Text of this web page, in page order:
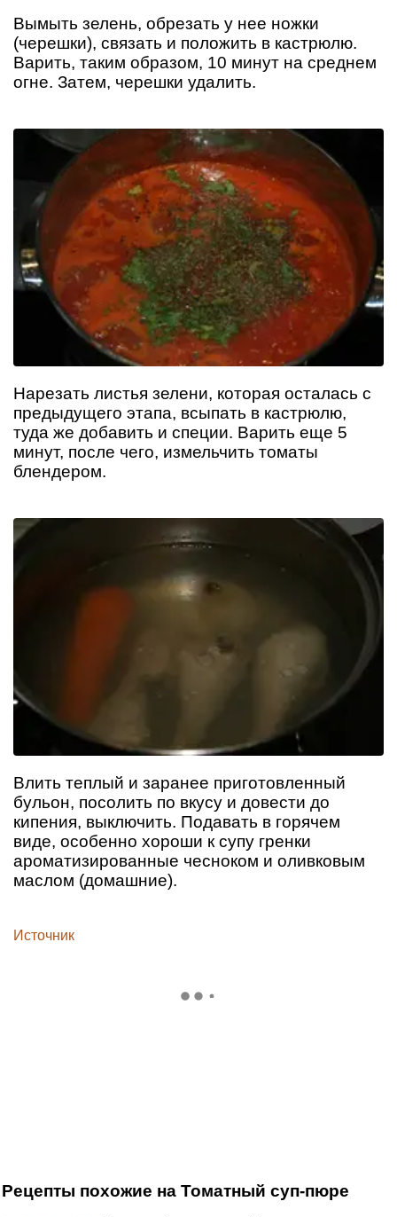
Вымыть зелень, обрезать у нее ножки
(черешки), связать и положить в кастрюлю.
Варить, таким образом, 10 минут на среднем
огне. Затем, черешки удалить.
Нарезать листья зелени, которая осталась с
предыдущего этапа, всыпать в кастрюлю,
туда же добавить и специи. Варить еще 5
минут, после чего, измельчить томаты
блендером.
Влить теплый и заранее приготовленный
бульон, посолить по вкусу и довести до
кипения, выключить. Подавать в горячем
виде, особенно хороши к супу гренки
ароматизированные чесноком и оливковым
маслом (домашние).
Источник
Рецепты похожие на Томатный суп-пюре